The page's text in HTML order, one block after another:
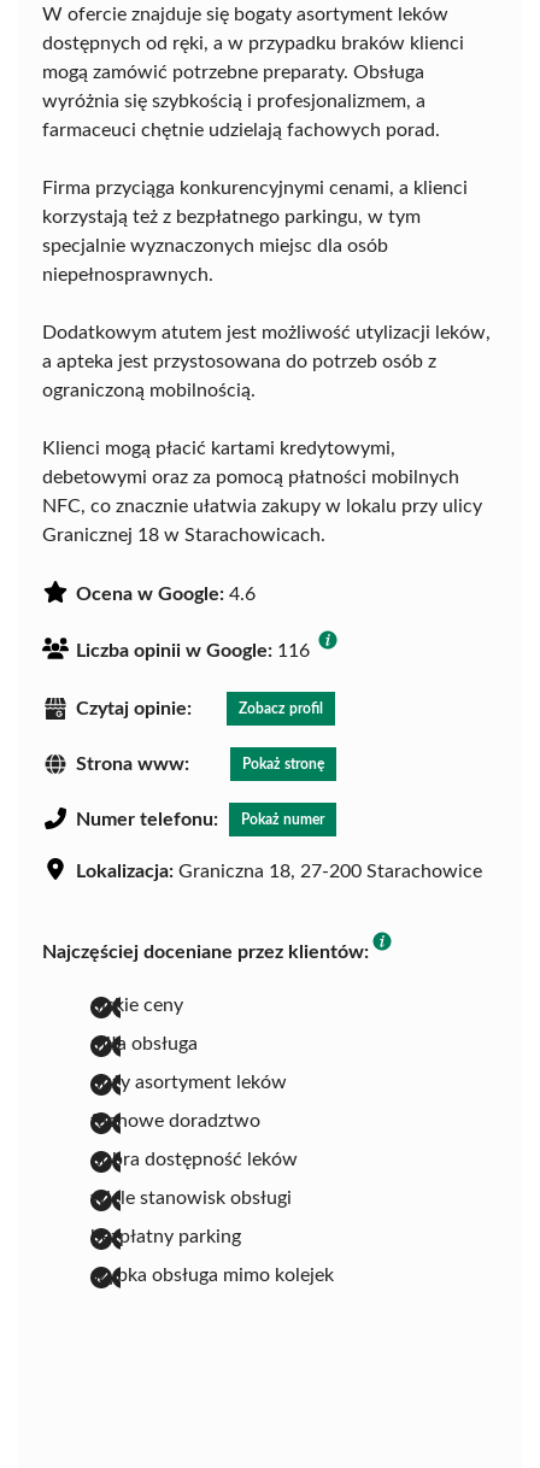
W ofercie znajduje się bogaty asortyment leków
dostępnych od ręki, a w przypadku braków klienci
mogą zamówić potrzebne preparaty. Obsługa
wyróżnia się szybkością i profesjonalizmem, a
farmaceuci chętnie udzielają fachowych porad.
Firma przyciąga konkurencyjnymi cenami, a klienci
korzystają też z bezpłatnego parkingu, w tym
specjalnie wyznaczonych miejsc dla osób
niepełnosprawnych.
Dodatkowym atutem jest możliwość utylizacji leków,
a apteka jest przystosowana do potrzeb osób z
ograniczoną mobilnością.
Klienci mogą płacić kartami kredytowymi,
debetowymi oraz za pomocą płatności mobilnych
NFC, co znacznie ułatwia zakupy w lokalu przy ulicy
Granicznej 18 w Starachowicach.
Ocena w Google: 4.6
Liczba opinii w Google: 116
Czytaj opinie: Zobacz profil
Strona www: Pokaż stronę
Numer telefonu: Pokaż numer
Lokalizacja: Graniczna 18, 27-200 Starachowice
Najczęściej doceniane przez klientów:
niskie ceny
miła obsługa
duży asortyment leków
fachowe doradztwo
dobra dostępność leków
wiele stanowisk obsługi
bezpłatny parking
szybka obsługa mimo kolejek